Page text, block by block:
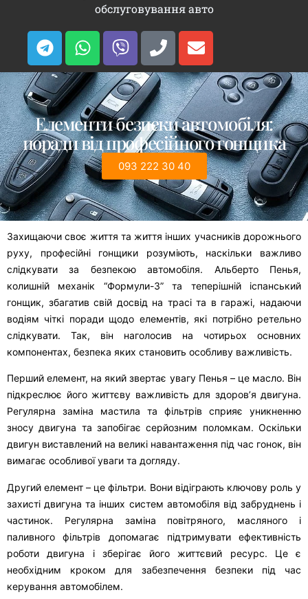
обслуговування авто
Елементи безпеки автомобіля:
поради від професійного гонщика
093 222 30 40
Захищаючи своє життя та життя інших учасників дорожнього
руху, професійні гонщики розуміють, наскільки важливо
слідкувати за безпекою автомобіля. Альберто Пенья,
колишній механік “Формули-3” та теперішній іспанський
гонщик, збагатив свій досвід на трасі та в гаражі, надаючи
водіям чіткі поради щодо елементів, які потрібно ретельно
слідкувати. Так, він наголосив на чотирьох основних
компонентах, безпека яких становить особливу важливість.
Перший елемент, на який звертає увагу Пенья – це масло. Він
підкреслює його життєву важливість для здоров’я двигуна.
Регулярна заміна мастила та фільтрів сприяє уникненню
зносу двигуна та запобігає серйозним поломкам. Оскільки
двигун виставлений на великі навантаження під час гонок, він
вимагає особливої уваги та догляду.
Другий елемент – це фільтри. Вони відіграють ключову роль у
захисті двигуна та інших систем автомобіля від забруднень і
частинок. Регулярна заміна повітряного, масляного і
паливного фільтрів допомагає підтримувати ефективність
роботи двигуна і зберігає його життєвий ресурс. Це є
необхідним кроком для забезпечення безпеки під час
керування автомобілем.